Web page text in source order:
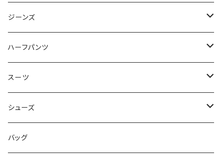
50/XL～
48/L
50/XL～
46/M
48/L
50/XL～
～44/S
46/M
48/L
50/XL～
ジーンズ
～44/S
46/M
48/L
50/XL～
ハーフパンツ
～44/S
46/M
48/L
スーツ
～44/S
46/M
シューズ
～25.5cm
バッグ